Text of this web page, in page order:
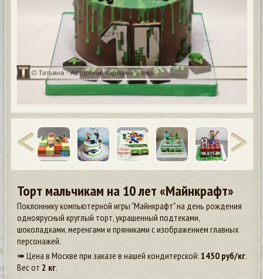
Торт мальчикам на 10 лет «Майнкрафт»
Поклоннику компьютерной игры "Майнкрафт" на день рождения
одноярусный круглый торт, украшенный подтеками,
шоколадками, меренгами и пряниками с изображением главных
персонажей.
➠ Цена в Москве при заказе в нашей кондитерской: 1450 руб/кг.
Вес от 2 кг.